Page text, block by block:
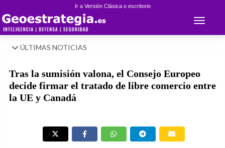
Ir a Versión Clásica o escritorio
Toggle
ÚLTIMAS NOTICIAS
Tras la sumisión valona, el Consejo Europeo
decide firmar el tratado de libre comercio entre
la UE y Canadá